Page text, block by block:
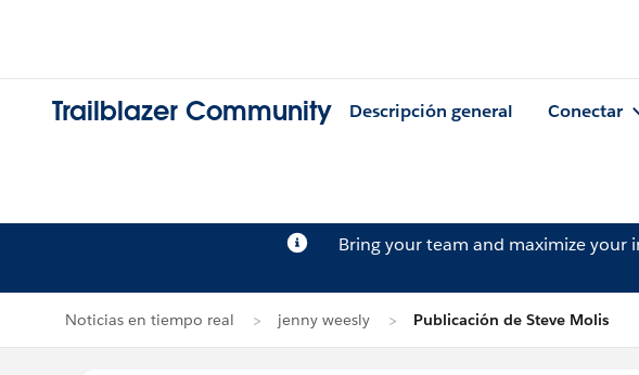
Trailblazer Community Descripción general Conectar
Bring your team and maximize your
Noticias en tiempo real jenny weesly Publicación de Steve Molis